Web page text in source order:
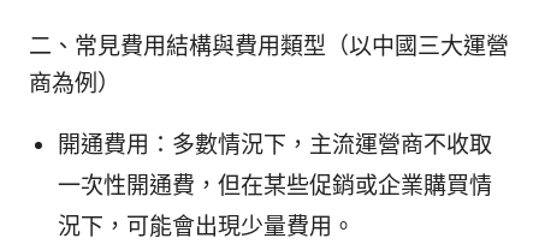
二、常見費用結構與費用類型（以中國三大運營
商為例）
開通費用：多數情況下，主流運營商不收取
一次性開通費，但在某些促銷或企業購買情
況下，可能會出現少量費用。